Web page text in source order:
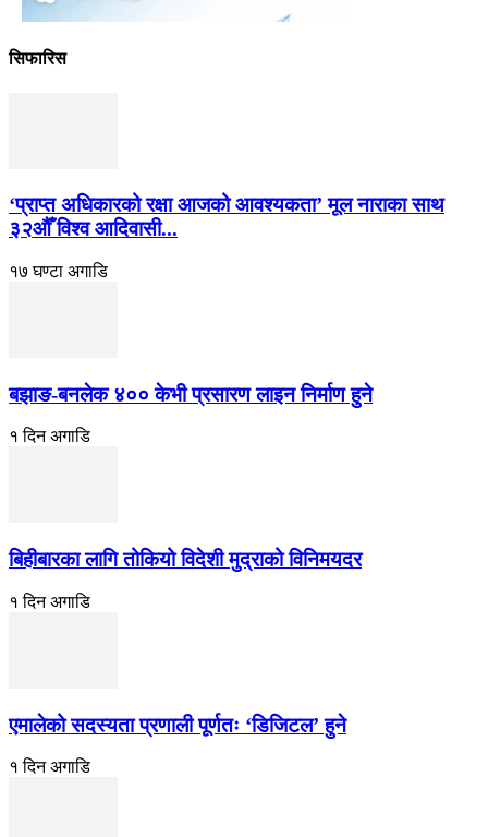
सिफारिस
‘प्राप्त अधिकारको रक्षा आजको आवश्यकता’ मूल नाराका साथ
३२औँ विश्व आदिवासी...
१७ घण्टा अगाडि
बझाङ-बनलेक ४०० केभी प्रसारण लाइन निर्माण हुने
१ दिन अगाडि
बिहीबारका लागि तोकियो विदेशी मुद्राको विनिमयदर
१ दिन अगाडि
एमालेको सदस्यता प्रणाली पूर्णतः ‘डिजिटल’ हुने
१ दिन अगाडि